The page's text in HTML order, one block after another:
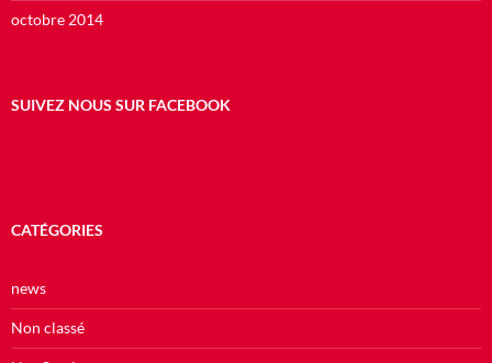
octobre 2014
SUIVEZ NOUS SUR FACEBOOK
CATÉGORIES
news
Non classé